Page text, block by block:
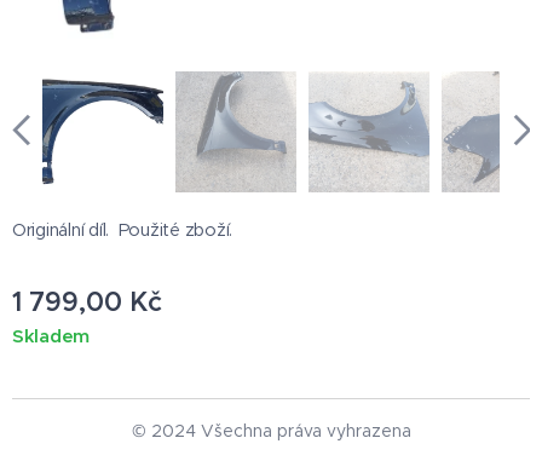
Originální díl. Použité zboží.
1 799,00 Kč
Skladem
© 2024 Všechna práva vyhrazena